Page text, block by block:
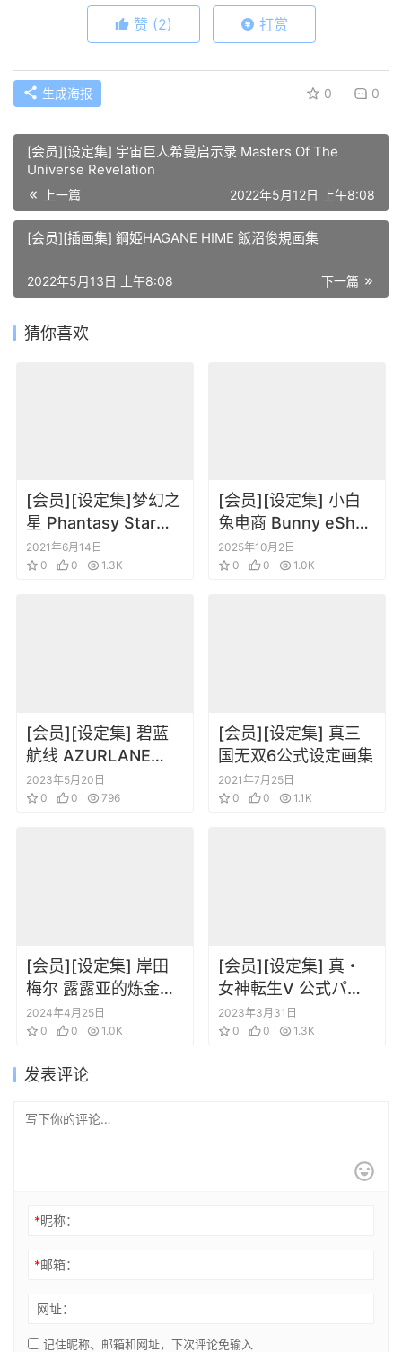
赞 (2) 打赏
生成海报 0 0
[会员][设定集] 宇宙巨人希曼启示录 Masters Of The
Universe Revelation
上一篇 2022年5月12日 上午8:08
[会员][插画集] 鋼姫HAGANE HIME 飯沼俊規画集
下一篇
2022年5月13日 上午8:08
猜你喜欢
[会员][设定集]梦幻之
星 Phantasy Star
Online Ep1-2 游戏角
色场景道具资料设定
2021年6月14日
0
0 1.3K
[会员][设定集] 小白
兔电商 Bunny eShop
– The Art of the
Game
2025年10月2日
0
0 1.0K
[会员][设定集] 碧蓝
航线 AZURLANE
FIGURE ARCHIVE
2023年5月20日
0
0 796
[会员][设定集] 真三
国无双6公式设定画集
2021年7月25日
0
0 1.1K
[会员][设定集] 岸田
梅尔 露露亚的炼金工
房 ～亚兰德之炼金术
士4～
2024年4月25日
0
0 1.0K
[会员][设定集] 真・
女神転生V 公式パー
フェクトガイド
2023年3月31日
0
0 1.3K
发表评论
*昵称：
*邮箱：
网址：
记住昵称、邮箱和网址，下次评论免输入